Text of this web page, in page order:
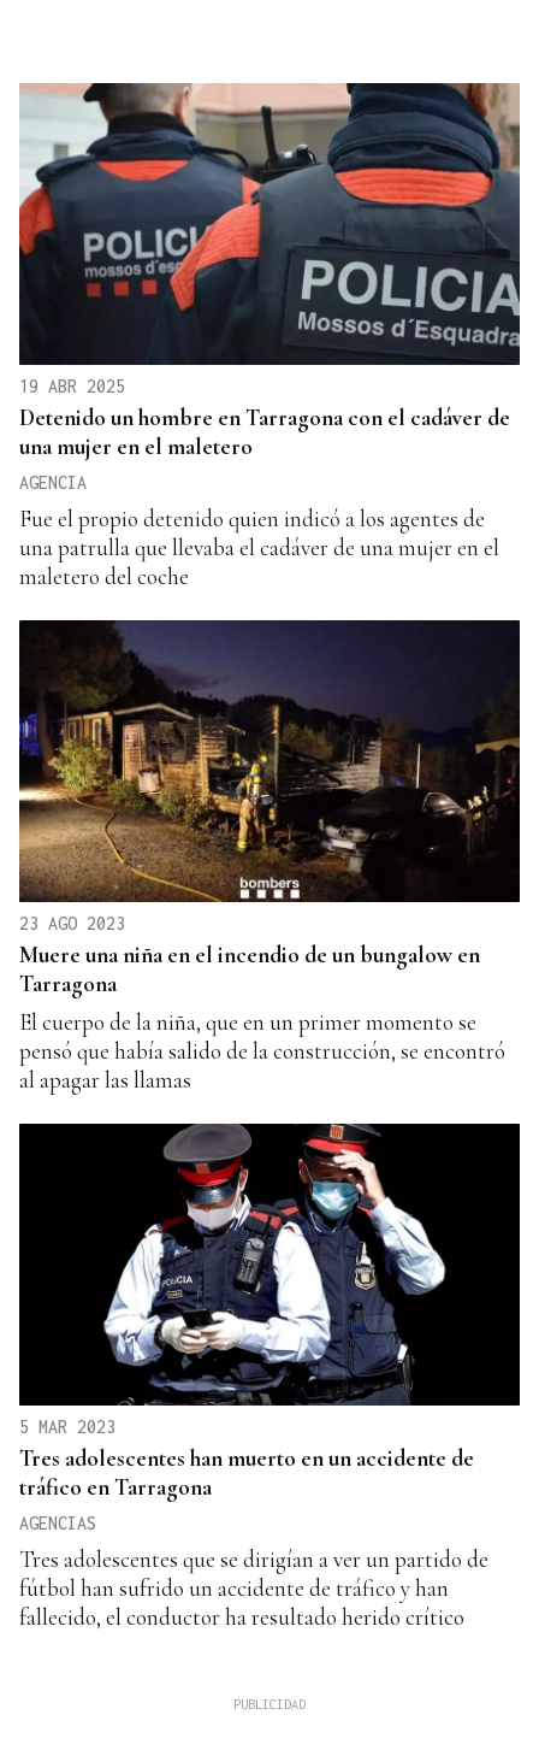
19 ABR 2025
Detenido un hombre en Tarragona con el cadáver de
una mujer en el maletero
AGENCIA
Fue el propio detenido quien indicó a los agentes de
una patrulla que llevaba el cadáver de una mujer en el
maletero del coche
23 AGO 2023
Muere una niña en el incendio de un bungalow en
Tarragona
El cuerpo de la niña, que en un primer momento se
pensó que había salido de la construcción, se encontró
al apagar las llamas
5 MAR 2023
Tres adolescentes han muerto en un accidente de
tráfico en Tarragona
AGENCIAS
Tres adolescentes que se dirigían a ver un partido de
fútbol han sufrido un accidente de tráfico y han
fallecido, el conductor ha resultado herido crítico